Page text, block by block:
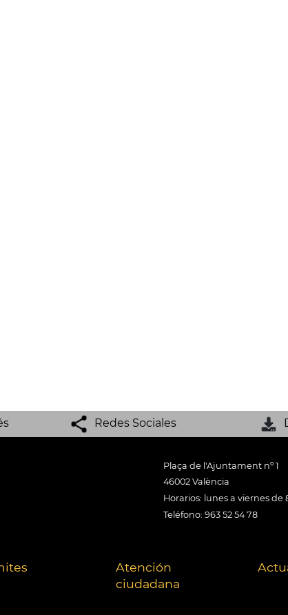
Redes Sociales
Plaça de l'Ajuntament nº 1
46002 València
Horarios: lunes a viernes de
Teléfono: 963 52 54 78
Atención
ciudadana